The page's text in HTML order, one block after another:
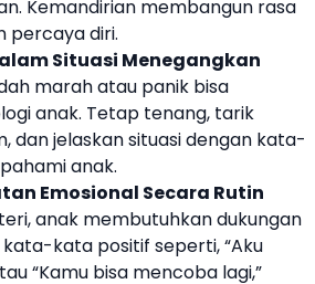
Kemandirian membangun rasa
percaya diri.
Situasi Menegangkan
marah atau panik bisa
anak. Tetap tenang, tarik
dan jelaskan situasi dengan kata-
anak.
Emosional Secara Rutin
anak membutuhkan dukungan
kata positif seperti, “Aku
“Kamu bisa mencoba lagi,”